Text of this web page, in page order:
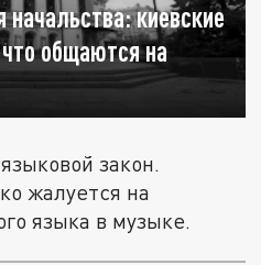
киевские
общаются на
закон.
жалуется на
языка в музыке.